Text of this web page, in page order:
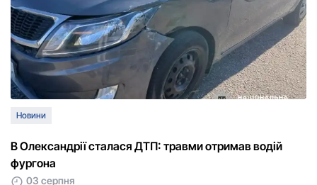
Новини
В Олександрії сталася ДТП: травми отримав водій
фургона
03 серпня